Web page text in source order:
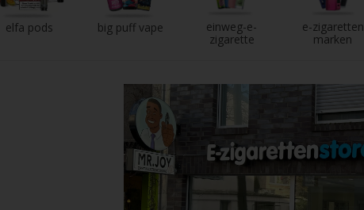
elfa pods big puff vape
einweg-e-
zigarette
e-zigaretten
marken